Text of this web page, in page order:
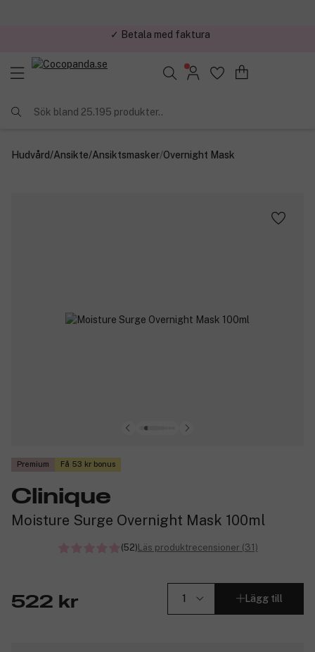
✓ Trygg E-handel
Sök bland 25.195 produkter..
Hudvård/Ansikte/Ansiktsmasker/Overnight Mask
Premium Få 53 kr bonus
Clinique
Moisture Surge Overnight Mask 100ml
(52)Läs produktrecensioner (31)
522 kr Lägg till